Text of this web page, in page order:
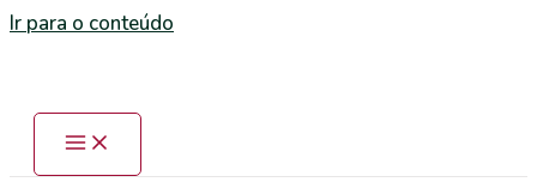
Ir para o conteúdo